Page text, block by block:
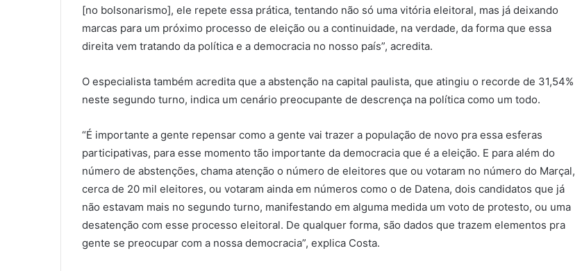
[no bolsonarismo], ele repete essa prática, tentando não só uma vitória eleitoral, mas já deixando
marcas para um próximo processo de eleição ou a continuidade, na verdade, da forma que essa
direita vem tratando da política e a democracia no nosso país”, acredita.
O especialista também acredita que a abstenção na capital paulista, que atingiu o recorde de 31,54%
neste segundo turno, indica um cenário preocupante de descrença na política como um todo.
“É importante a gente repensar como a gente vai trazer a população de novo pra essa esferas
participativas, para esse momento tão importante da democracia que é a eleição. E para além do
número de abstenções, chama atenção o número de eleitores que ou votaram no número do Marçal,
cerca de 20 mil eleitores, ou votaram ainda em números como o de Datena, dois candidatos que já
não estavam mais no segundo turno, manifestando em alguma medida um voto de protesto, ou uma
desatenção com esse processo eleitoral. De qualquer forma, são dados que trazem elementos pra
gente se preocupar com a nossa democracia”, explica Costa.